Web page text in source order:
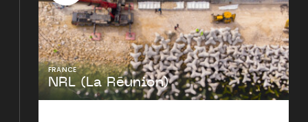
FRANCE
NRL (La Réunion)